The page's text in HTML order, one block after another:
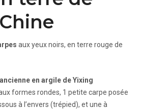
aux yeux noirs, en terre rouge de
en argile de Yixing
formes rondes, 1 petite carpe posée
à l’envers (trépied), et une à